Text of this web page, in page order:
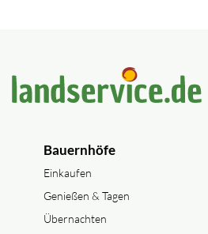
Bauernhöfe
Einkaufen
Genießen & Tagen
Übernachten